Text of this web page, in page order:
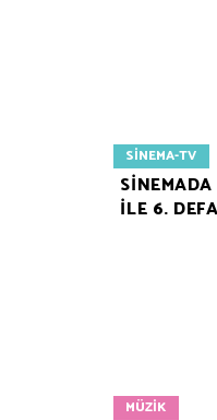
SINEMA-TV
İLE 6.
MÜZIK